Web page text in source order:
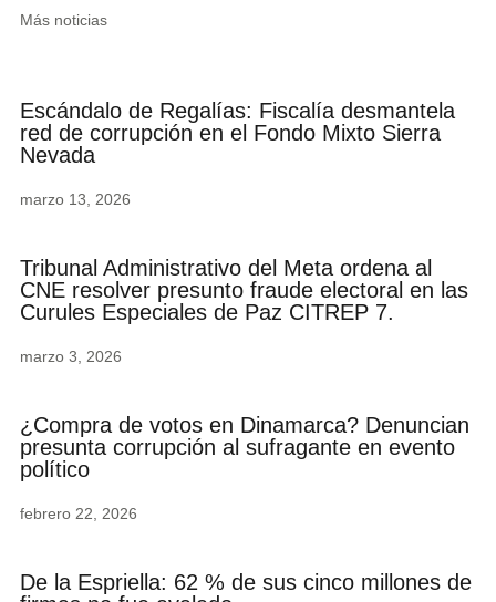
Más noticias
Escándalo de Regalías: Fiscalía desmantela
red de corrupción en el Fondo Mixto Sierra
Nevada
marzo 13, 2026
Tribunal Administrativo del Meta ordena al
CNE resolver presunto fraude electoral en las
Curules Especiales de Paz CITREP 7.
marzo 3, 2026
¿Compra de votos en Dinamarca? Denuncian
presunta corrupción al sufragante en evento
político
febrero 22, 2026
De la Espriella: 62 % de sus cinco millones de